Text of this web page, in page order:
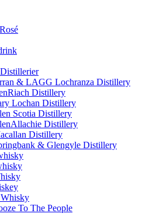
& LAGG Lochranza Distillery
Distillery
Lochan Distillery
Scotia Distillery
Distillery
Distillery
& Glengyle Distillery
Whisky
To The People